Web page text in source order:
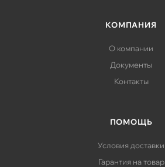
КОМПАНИЯ
О компании
Документы
Контакты
ПОМОЩЬ
Условия доставки
Гарантия на товар